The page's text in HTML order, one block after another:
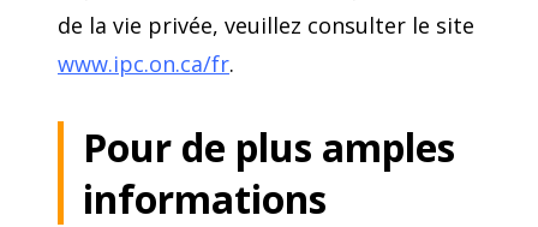
de la vie privée, veuillez consulter le site
www.ipc.on.ca/fr.
Pour de plus amples
informations